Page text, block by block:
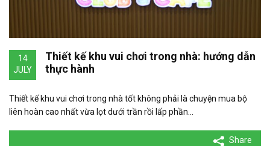
14
JULY
Thiết kế khu vui chơi trong nhà: hướng dẫn
thực hành
Thiết kế khu vui chơi trong nhà tốt không phải là chuyện mua bộ
liên hoàn cao nhất vừa lọt dưới trần rồi lấp phần…
Share